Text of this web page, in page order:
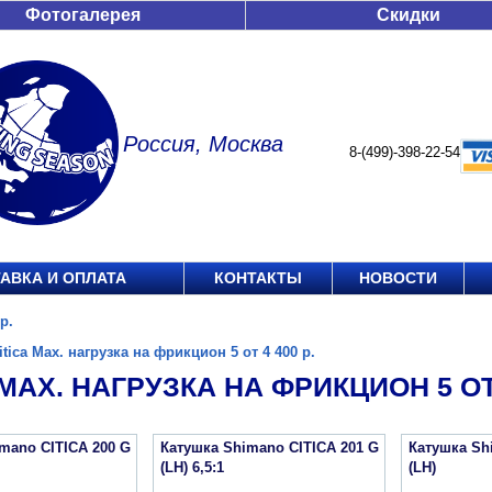
Фотогалерея Скидки
Россия, Москва 8-(499)-398-22-54
И ОПЛАТА КОНТАКТЫ НОВОСТИ
Max. нагрузка на фрикцион 5 от 4 400 р.
НАГРУЗКА НА ФРИКЦИОН 5
CITICA 200 G
Катушка Shimano CITICA 201 G
(LH) 6,5:1
Катушка
(LH)